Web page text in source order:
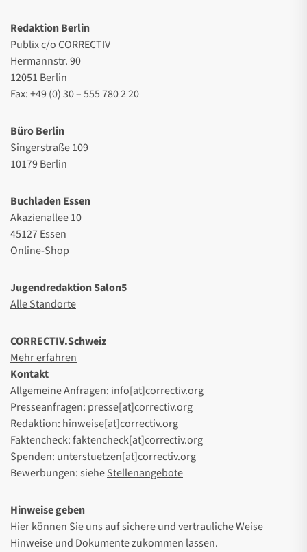
Redaktion Berlin
Publix c/o CORRECTIV
Hermannstr. 90
12051 Berlin
Fax: +49 (0) 30 – 555 780 2 20
Büro Berlin
Singerstraße 109
10179 Berlin
Buchladen Essen
Akazienallee 10
45127 Essen
Online-Shop
Jugendredaktion Salon5
Alle Standorte
CORRECTIV.Schweiz
Mehr erfahren
Kontakt
Allgemeine Anfragen: info[at]correctiv.org
Presseanfragen: presse[at]correctiv.org
Redaktion: hinweise[at]correctiv.org
Faktencheck: faktencheck[at]correctiv.org
Spenden: unterstuetzen[at]correctiv.org
Bewerbungen: sieheStellenangebote
Hinweise geben
Hierkönnen Sie uns auf sichere und vertrauliche Weise
Hinweise und Dokumente zukommen lassen.